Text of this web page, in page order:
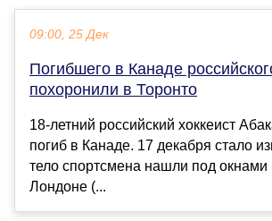
09:00, 25 Дек
Погибшего в Канаде
похоронили в Торонто
18-летний российский хоккеист
погиб в Канаде. 17 декабря стало
тело спортсмена нашли под окнами
Лондоне (...